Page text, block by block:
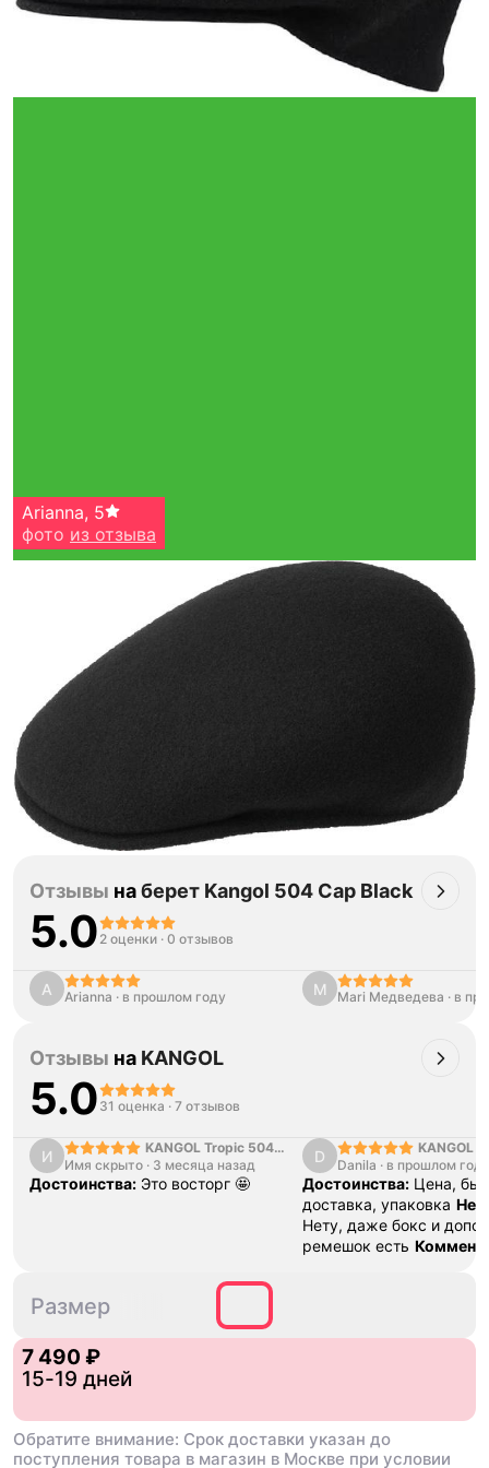
Тройная гарантия
Если придёт подделка — вернём деньги
в трёхкратном размере.
Как мы провеяем товары
Arianna, 5
фото из отзыва
Отзывы наберет Kangol 504 Cap Black
5.0 2 оценки · 0 отзывов
A Arianna · в прошлом году M Mari Медведева · в
Отзывы на KANGOL
5.0 31 оценка · 7 отзывов
И
KANGOL Tropic 504
Ventair
Имя скрыто · 3 месяца назад
Достоинства: Это восторг 🤩
D
KANGOL
Danila · в прошлом году
Достоинства: Цена,
доставка, упаковка
Нету, даже бокс и
ремешок есть
Размер
7 490 ₽
15-19 дней
Обратите внимание: Срок доставки указан до
поступления товара в магазин в Москве при условии